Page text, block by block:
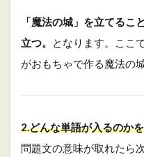
「魔法の城」を立てるこ
立つ。
となります。ここ
がおもちゃで作る魔法の
2.どんな単語が入るのか
問題文の意味が取れたら